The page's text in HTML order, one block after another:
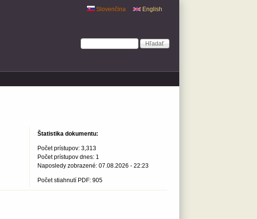
English
Slovenčina
Vyhľadávanie
Hľadať
Štatistika dokumentu:
Počet prístupov: 3,313
Počet prístupov dnes: 1
Naposledy zobrazené: 07.08.2026 - 22:23
Počet stiahnutí PDF: 905